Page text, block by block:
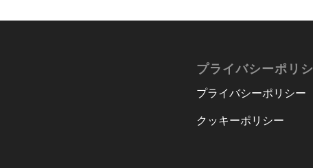
プライバシーポリシ
プライバシーポリシー
クッキーポリシー